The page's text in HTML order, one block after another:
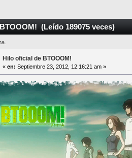
(Leído 189075 veces)
Hilo oficial de BTOOOM!
« en: Septiembre 23, 2012, 12:16:21 am »